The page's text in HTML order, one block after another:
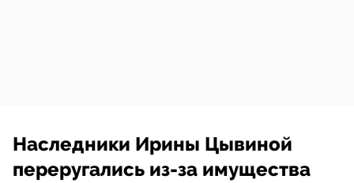
Наследники Ирины Цывиной
переругались из-за имущества